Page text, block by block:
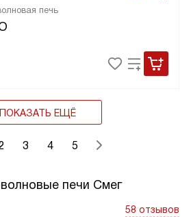
печь
ПОКАЗАТЬ ЕЩЁ
3 4 5
печи Смег
58 отзывов